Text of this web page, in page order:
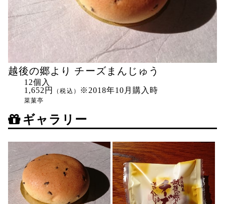
越後の郷より チーズまんじゅう
12個入
1,652円
（税込） ※2018年10月購入時
菜菓亭
ギャラリー